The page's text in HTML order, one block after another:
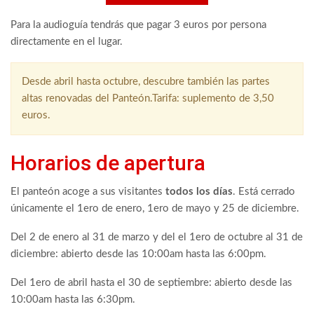
Para la audioguía tendrás que pagar 3 euros por persona
directamente en el lugar.
Desde abril hasta octubre, descubre también las partes
altas renovadas del Panteón.Tarifa: suplemento de 3,50
euros.
Horarios de apertura
El panteón acoge a sus visitantes todos los días. Está cerrado
únicamente el 1ero de enero, 1ero de mayo y 25 de diciembre.
Del 2 de enero al 31 de marzo y del el 1ero de octubre al 31 de
diciembre: abierto desde las 10:00am hasta las 6:00pm.
Del 1ero de abril hasta el 30 de septiembre: abierto desde las
10:00am hasta las 6:30pm.